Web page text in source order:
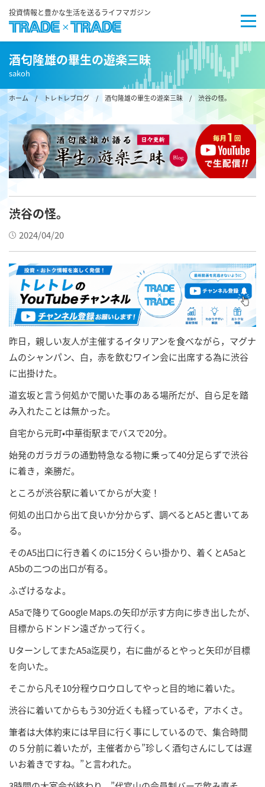
投資情報と豊かな生活を送るライフマガジン
酒匂隆雄の畢生の遊楽三昧
sakoh
ホーム/ トレトレブログ / 酒匂隆雄の畢生の遊楽三昧 / 渋谷の怪。
渋谷の怪。
2024/04/20
昨日，親しい友人が主催するイタリアンを食べながら，マグナ
ムのシャンパン、白，赤を飲むワイン会に出席する為に渋谷
に出掛けた。
道玄坂と言う何処かで聞いた事のある場所だが、自ら足を踏
み入れたことは無かった。
自宅から元町•中華街駅までバスで20分。
始発のガラガラの通勤特急なる物に乗って40分足らずで渋谷
に着き，楽勝だ。
ところが渋谷駅に着いてからが大変！
何処の出口から出て良いか分からず、調べるとA5と書いてあ
る。
そのA5出口に行き着くのに15分くらい掛かり、着くとA5aと
A5bの二つの出口が有る。
ふざけるなよ。
A5aで降りてGoogle Maps.の矢印が示す方向に歩き出したが、
目標からドンドン遠ざかって行く。
UターンしてまたA5a迄戻り，右に曲がるとやっと矢印が目標
を向いた。
そこから凡そ10分程ウロウロしてやっと目的地に着いた。
渋谷に着いてからもう30分近くも経っているぞ，アホくさ。
筆者は大体約束には早目に行く事にしているので、集合時間
の５分前に着いたが，主催者から”珍しく酒匂さんにしては遅
いお着きですね。”と言われた。